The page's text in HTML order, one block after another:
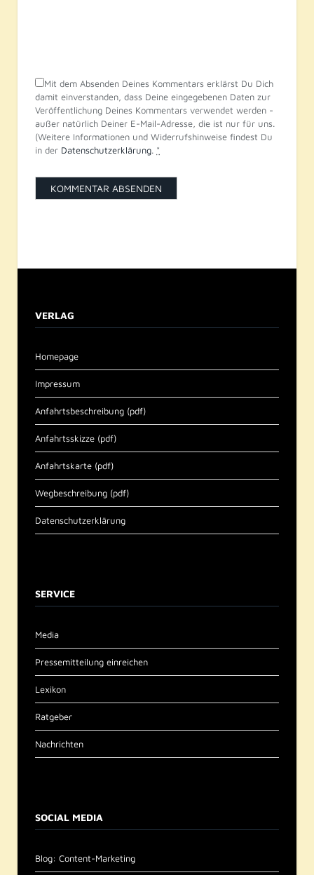
Mit dem Absenden Deines Kommentars erklärst Du Dich
damit einverstanden, dass Deine eingegebenen Daten zur
Veröffentlichung Deines Kommentars verwendet werden -
außer natürlich Deiner E-Mail-Adresse, die ist nur für uns.
(Weitere Informationen und Widerrufshinweise findest Du
in der Datenschutzerklärung. *
VERLAG
Homepage
Impressum
Anfahrtsbeschreibung (pdf)
Anfahrtsskizze (pdf)
Anfahrtskarte (pdf)
Wegbeschreibung (pdf)
Datenschutzerklärung
SERVICE
Media
Pressemitteilung einreichen
Lexikon
Ratgeber
Nachrichten
SOCIAL MEDIA
Blog: Content-Marketing